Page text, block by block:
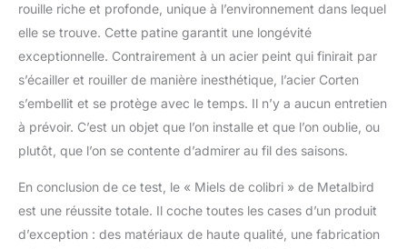
rouille riche et profonde, unique à l’environnement dans lequel
elle se trouve. Cette patine garantit une longévité
exceptionnelle. Contrairement à un acier peint qui finirait par
s’écailler et rouiller de manière inesthétique, l’acier Corten
s’embellit et se protège avec le temps. Il n’y a aucun entretien
à prévoir. C’est un objet que l’on installe et que l’on oublie, ou
plutôt, que l’on se contente d’admirer au fil des saisons.
En conclusion de ce test, le « Miels de colibri » de Metalbird
est une réussite totale. Il coche toutes les cases d’un produit
d’exception : des matériaux de haute qualité, une fabrication